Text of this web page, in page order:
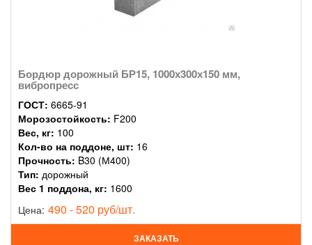
Бордюр дорожный БР15, 1000х300х150 мм,
вибропресс
ГОСТ: 6665-91
Морозостойкость: F200
Вес, кг: 100
Кол-во на поддоне, шт: 16
Прочность: B30 (М400)
Тип: дорожный
Вес 1 поддона, кг: 1600
Цена: 490 - 520 руб/шт.
ЗАКАЗАТЬ